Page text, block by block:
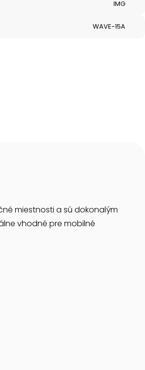
IMG
WAVE-15A
miestnosti a sú dokonalým
vhodné pre mobilné